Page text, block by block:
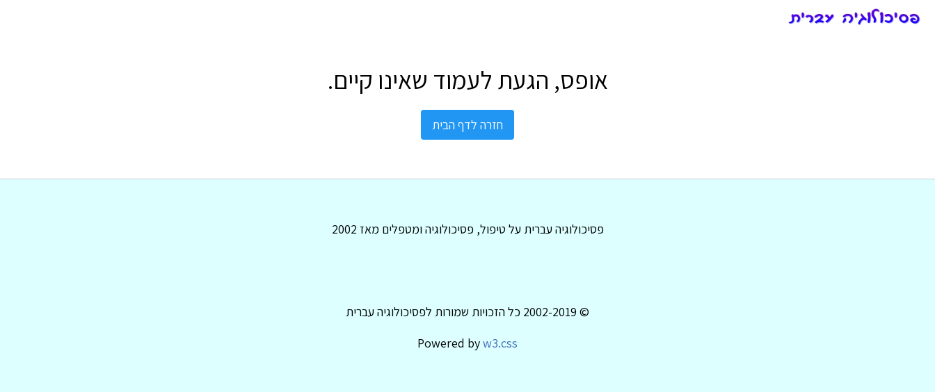
אופס, הגעת לעמוד שאינו קיים.
חזרה לדף הבית
פסיכולוגיה עברית על טיפול, פסיכולוגיה ומטפלים מאז 2002
© 2002-2019 כל הזכויות שמורות לפסיכולוגיה עברית
Powered byw3.css